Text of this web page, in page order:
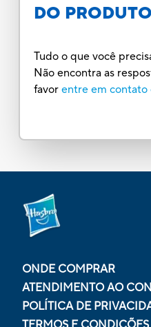
DO PRODUTO
Tudo o que você
Não encontra as
favor entre em contato
ONDE COMPRAR
ATENDIMENTO AO
POLÍTICA DE